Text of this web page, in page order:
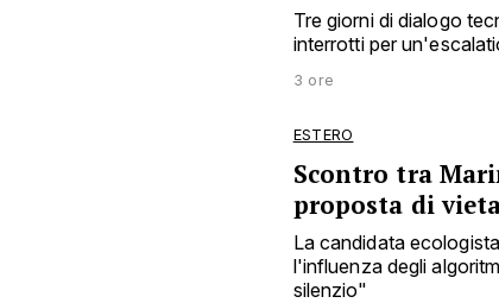
Tre giorni di dialogo
interrotti per
3 ore
ESTERO
Scontro tra
proposta di
La candidata
l'influenza degli
silenzio"